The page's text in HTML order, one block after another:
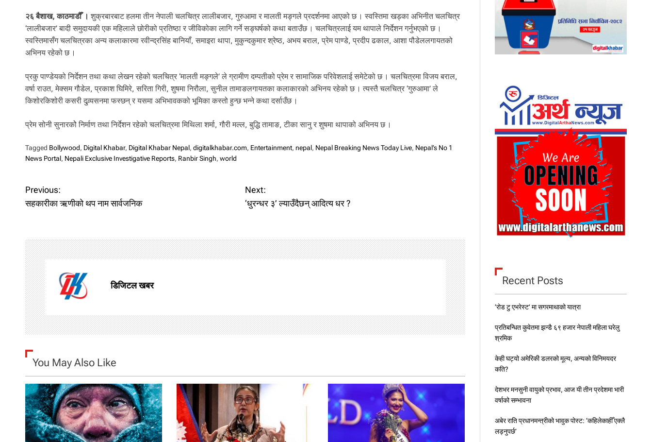
i
.
२६ बैशाख, काठमाडौँ ।शुक्रबारबाट हलमा तीन नेपाली चलचित्र लालीबजार, गुरुआमा र मालती मङ्गले प्रदर्शनमा आएको छ । स्वस्तिमा खड्का अभिनीत चलचित्र
‘लालीबजार’ बादी समुदायकी एक महिलाले छोरीको प्रतिष्ठा र जीविकोका लागि गर्ने सङ्घर्षको कथा बताउँछ । चलचित्रलाई यम थापाले निर्देशन गर्नुभएको छ ।
स्वस्तिमासँग चलचित्रका अन्य कलाकारमा रवीन्द्रसिंह बानियाँ, समाइरा थापा, मुकुन्दकुमार श्रेष्ठ, अभय बराल, प्रेम पाण्डे, प्रदीप ढकाल, आशा पौडेललगायतको
अभिनय रहेको छ ।
प्रकु पाण्डेयको निर्देशन तथा कथा लेखन रहेको चलचित्र ‘मालती मङ्गले’ ले ग्रामीण दम्पतीको प्रेम र सामाजिक परिवेशलाई समेटेको छ । चलचित्रमा विजय बराल,
वर्षा राउत, मेक्सम गौडेल, प्रकाश घिमिरे, सरिता गिरी, शुषमा निरौला, सुनील तामाङलगायतका कलाकारको अभिनय रहेको छ । त्यस्तै चलचित्र ‘गुरुआमा’ ले
किशोरकिशोरी कसरी दुव्र्यसनमा फस्छन् र यसमा अभिभावकको भूमिका कस्तो हुन्छ भन्ने कथा दर्साउँछ ।
प्रेम सोनी सुनारकोे निर्माण तथा निर्देशन रहेको चलचित्रमा मिथिला शर्मा, गौरी मल्ल, बुद्धि तामाङ, टीका सानु र शुषमा थापाको अभिनय छ ।
Tagged Bollywood, Digital Khabar, Digital Khabar Nepal, digitalkhabar.com, Entertainment, nepal, Nepal Breaking News Today Live, Nepal’s No 1
News Portal, Nepali Exclusive Investigative Reports, Ranbir Singh, world
P
s
t
n
a
v
i
g
a
t
i
Previous:
सहकारीका ऋणीको थप नाम सार्वजनिक
Next:
‘धुरन्धर ३’ ल्याउँदैछन् आदित्य धर ?
डिजिटल खबर
You May Also Like
Recent Posts
‘रोड टु एभरेस्ट’ मा सगरमाथाको यात्रा
प्रतिबन्धित कुवेतमा झन्डै ६९ हजार नेपाली महिला घरेलु
श्रमिक
केही घट्यो अमेरिकी डलरको मूल्य, अन्यको विनिमयदर
कति?
देशभर मनसुनी वायुको प्रभाव, आज यी तीन प्रदेशमा भारी
वर्षाको सम्भावना
अबेर राति प्रधानमन्त्रीको भावुक पोस्ट: ‘कहिलेकाहीँ एक्लै
लड्नुपर्छ’